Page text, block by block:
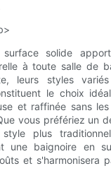
solide
à toute salle de
leurs styles
le choix
et raffinée sans
vous préfériez un
plus
une baignoire en
et s'harmonisera